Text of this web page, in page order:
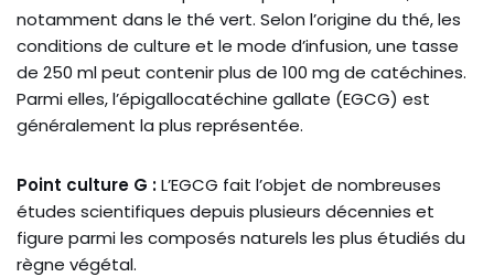
notamment dans le thé vert. Selon l’origine du thé, les
conditions de culture et le mode d’infusion, une tasse
de 250 ml peut contenir plus de 100 mg de catéchines.
Parmi elles, l’épigallocatéchine gallate (EGCG) est
généralement la plus représentée.
Point culture G :L’EGCG fait l’objet de nombreuses
études scientifiques depuis plusieurs décennies et
figure parmi les composés naturels les plus étudiés du
règne végétal.